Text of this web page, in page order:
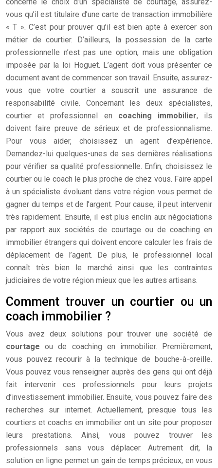
vous qu’il est titulaire d’une carte de transaction immobilière
« T ». C’est pour prouver qu’il est bien apte à exercer son
métier de courtier. D’ailleurs, la possession de la carte
professionnelle n’est pas une option, mais une obligation
imposée par la loi Hoguet. L’agent doit vous présenter ce
document avant de commencer son travail. Ensuite, assurez-
vous que votre courtier a souscrit une assurance de
responsabilité civile. Concernant les deux spécialistes,
courtier et professionnel en coaching immobilier, ils
doivent faire preuve de sérieux et de professionnalisme.
Pour vous aider, choisissez un agent d’expérience.
Demandez-lui quelques-unes de ses dernières réalisations
pour vérifier sa qualité professionnelle. Enfin, choisissez le
courtier ou le coach le plus proche de chez vous. Faire appel
à un spécialiste évoluant dans votre région vous permet de
gagner du temps et de l’argent. Pour cause, il peut intervenir
très rapidement. Ensuite, il est plus enclin aux négociations
par rapport aux sociétés de courtage ou de coaching en
immobilier étrangers qui doivent encore calculer les frais de
déplacement de l’agent. De plus, le professionnel local
connaît très bien le marché ainsi que les contraintes
judiciaires de votre région mieux que les autres artisans.
Comment trouver un courtier ou un
coach immobilier ?
Vous avez deux solutions pour trouver une société de
courtage ou de coaching en immobilier. Premièrement,
vous pouvez recourir à la technique de bouche-à-oreille.
Vous pouvez vous renseigner auprès des gens qui ont déjà
fait intervenir ces professionnels pour leurs projets
d’investissement immobilier. Ensuite, vous pouvez faire des
recherches sur internet. Actuellement, presque tous les
courtiers et coachs en immobilier ont un site pour proposer
leurs prestations. Ainsi, vous pouvez trouver les
professionnels sans vous déplacer. Autrement dit, la
solution en ligne permet un gain de temps précieux, en vous